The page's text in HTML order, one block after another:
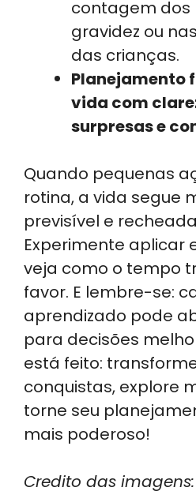
contagem dos
gravidez ou
das crianças.
Planejamento
vida com
surpresas e
Quando pequenas
rotina, a vida segue
previsível e
Experimente aplicar
veja como o tempo
favor. E lembre-se:
aprendizado pode
para decisões
está feito:
conquistas, explore
torne seu
mais poderoso!
Credito das imagens: